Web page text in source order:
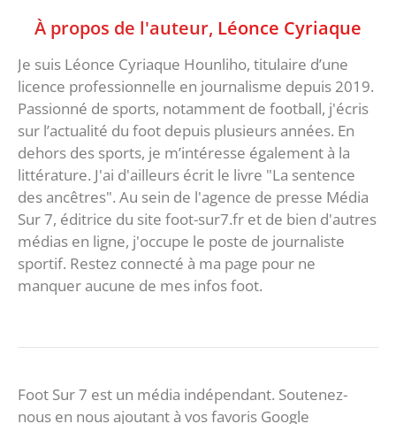
À propos de l'auteur, Léonce Cyriaque
Je suis Léonce Cyriaque Hounliho, titulaire d’une
licence professionnelle en journalisme depuis 2019.
Passionné de sports, notamment de football, j'écris
sur l’actualité du foot depuis plusieurs années. En
dehors des sports, je m’intéresse également à la
littérature. J'ai d'ailleurs écrit le livre "La sentence
des ancêtres". Au sein de l'agence de presse Média
Sur 7, éditrice du site foot-sur7.fr et de bien d'autres
médias en ligne, j'occupe le poste de journaliste
sportif. Restez connecté à ma page pour ne
manquer aucune de mes infos foot.
Foot Sur 7 est un média indépendant. Soutenez-
nous en nous ajoutant à vos favoris Google